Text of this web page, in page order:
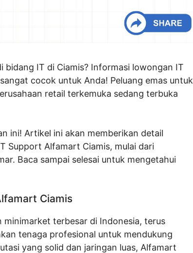
bidang IT di Ciamis? Informasi lowongan IT
cocok untuk Anda! Peluang emas untuk
retail terkemuka sedang terbuka
ini! Artikel ini akan memberikan detail
Support Alfamart Ciamis, mulai dari
Baca sampai selesai untuk mengetahui
Ciamis
minimarket terbesar di Indonesia, terus
tenaga profesional untuk mendukung
yang solid dan jaringan luas, Alfamart